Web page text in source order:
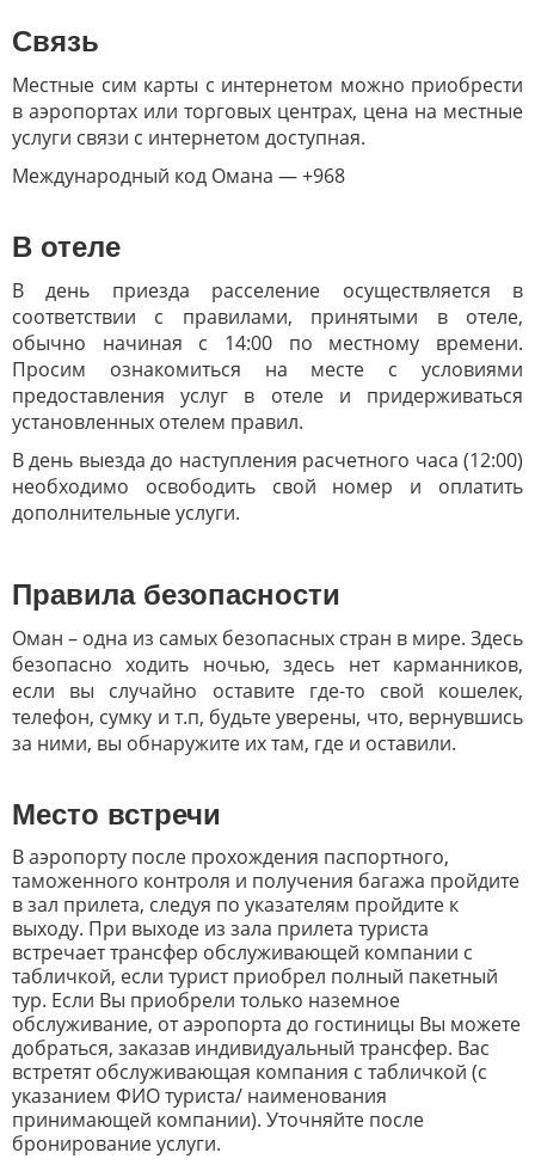
Связь
Местные сим карты с интернетом можно приобрести
в аэропортах или торговых центрах, цена на местные
услуги связи с интернетом доступная.
Международный код Омана — +968
В отеле
В день приезда расселение осуществляется в
соответствии с правилами, принятыми в отеле,
обычно начиная с 14:00 по местному времени.
Просим ознакомиться на месте с условиями
предоставления услуг в отеле и придерживаться
установленных отелем правил.
В день выезда до наступления расчетного часа (12:00)
необходимо освободить свой номер и оплатить
дополнительные услуги.
Правила безопасности
Оман – одна из самых безопасных стран в мире. Здесь
безопасно ходить ночью, здесь нет карманников,
если вы случайно оставите где-то свой кошелек,
телефон, сумку и т.п, будьте уверены, что, вернувшись
за ними, вы обнаружите их там, где и оставили.
Место встречи
В аэропорту после прохождения паспортного,
таможенного контроля и получения багажа пройдите
в зал прилета, следуя по указателям пройдите к
выходу. При выходе из зала прилета туриста
встречает трансфер обслуживающей компании с
табличкой, если турист приобрел полный пакетный
тур. Если Вы приобрели только наземное
обслуживание, от аэропорта до гостиницы Вы можете
добраться, заказав индивидуальный трансфер. Вас
встретят обслуживающая компания с табличкой (с
указанием ФИО туриста/ наименования
принимающей компании). Уточняйте после
бронирование услуги.